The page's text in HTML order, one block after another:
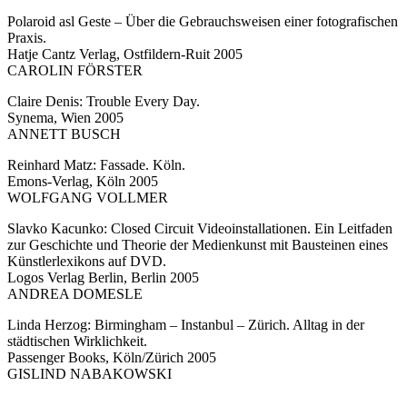
Polaroid asl Geste – Über die Gebrauchsweisen einer fotografischen
Praxis.
Hatje Cantz Verlag, Ostfildern-Ruit 2005
CAROLIN FÖRSTER
Claire Denis: Trouble Every Day.
Synema, Wien 2005
ANNETT BUSCH
Reinhard Matz: Fassade. Köln.
Emons-Verlag, Köln 2005
WOLFGANG VOLLMER
Slavko Kacunko: Closed Circuit Videoinstallationen. Ein Leitfaden
zur Geschichte und Theorie der Medienkunst mit Bausteinen eines
Künstlerlexikons auf DVD.
Logos Verlag Berlin, Berlin 2005
ANDREA DOMESLE
Linda Herzog: Birmingham – Instanbul – Zürich. Alltag in der
städtischen Wirklichkeit.
Passenger Books, Köln/Zürich 2005
GISLIND NABAKOWSKI